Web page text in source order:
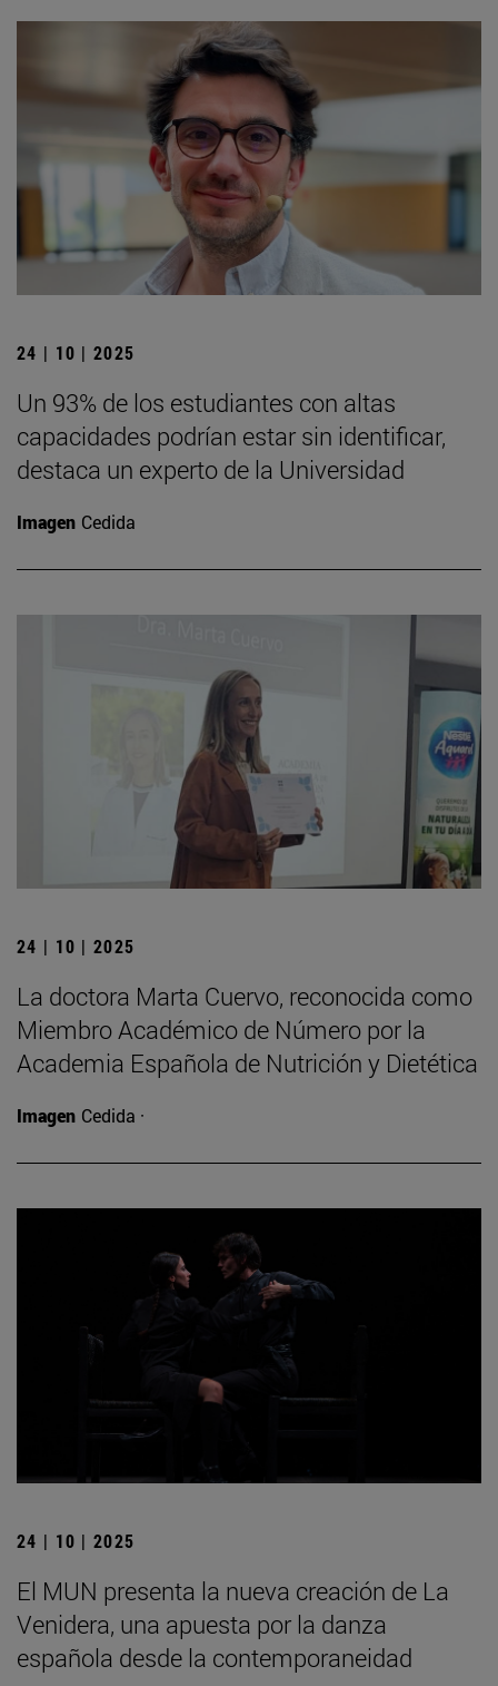
24 | 10 | 2025
Un 93% de los estudiantes con altas
capacidades podrían estar sin identificar,
destaca un experto de la Universidad
Imagen Cedida
24 | 10 | 2025
La doctora Marta Cuervo, reconocida como
Miembro Académico de Número por la
Academia Española de Nutrición y Dietética
Imagen Cedida ·
24 | 10 | 2025
El MUN presenta la nueva creación de La
Venidera, una apuesta por la danza
española desde la contemporaneidad